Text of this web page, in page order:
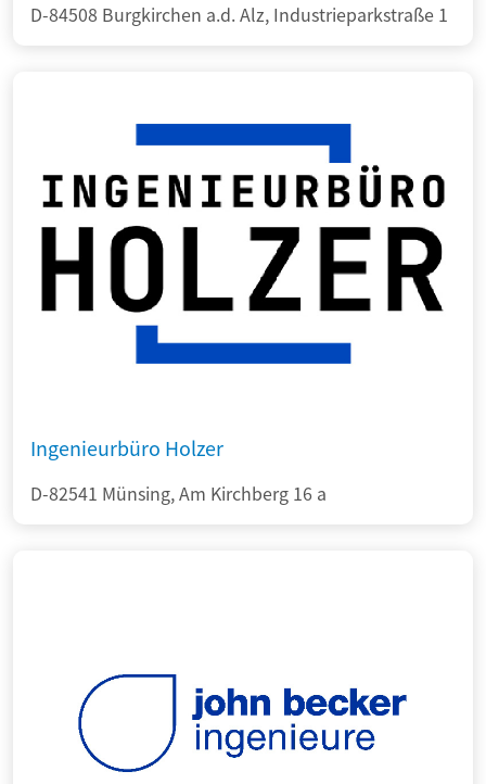
D-84508 Burgkirchen a.d. Alz, Industrieparkstraße 1
Ingenieurbüro Holzer
D-82541 Münsing, Am Kirchberg 16 a